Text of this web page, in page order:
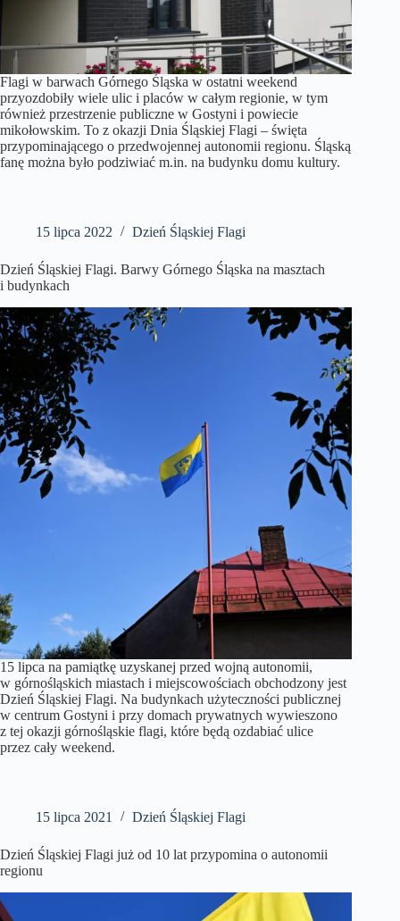
Flagi w barwach Górnego Śląska w ostatni weekend
przyozdobiły wiele ulic i placów w całym regionie, w tym
również przestrzenie publiczne w Gostyni i powiecie
mikołowskim. To z okazji Dnia Śląskiej Flagi – święta
przypominającego o przedwojennej autonomii regionu. Śląską
fanę można było podziwiać m.in. na budynku domu kultury.
15 lipca 2022 Dzień Śląskiej Flagi
Dzień Śląskiej Flagi. Barwy Górnego Śląska na masztach
i budynkach
15 lipca na pamiątkę uzyskanej przed wojną autonomii,
w górnośląskich miastach i miejscowościach obchodzony jest
Dzień Śląskiej Flagi. Na budynkach użyteczności publicznej
w centrum Gostyni i przy domach prywatnych wywieszono
z tej okazji górnośląskie flagi, które będą ozdabiać ulice
przez cały weekend.
15 lipca 2021 Dzień Śląskiej Flagi
Dzień Śląskiej Flagi już od 10 lat przypomina o autonomii
regionu